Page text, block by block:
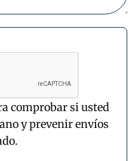
comprobar si usted
y prevenir envíos